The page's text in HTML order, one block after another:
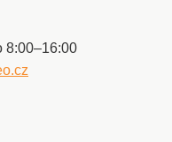
8:00–16:00